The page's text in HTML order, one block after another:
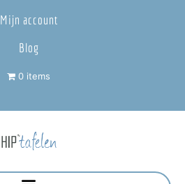
Mijn account
Blog
0 items